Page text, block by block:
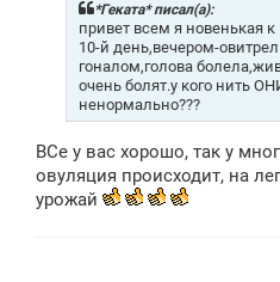
*Геката* писал(а):
привет всем я новенькая
10-й день,вечером-
гоналом,голова
очень болят.у кого нить
ненормально???
ВСе у вас хорошо, так у
овуляция происходит, на
урожай